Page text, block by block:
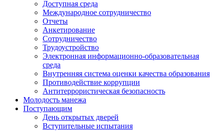
Доступная среда
Международное сотрудничество
Отчеты
Анкетирование
Сотрудничество
Трудоустройство
Электронная информационно-образовательная
среда
Внутренняя система оценки качества образования
Противодействие коррупции
Антитеррористическая безопасность
Молодость манежа
Поступающим
День открытых дверей
Вступительные испытания